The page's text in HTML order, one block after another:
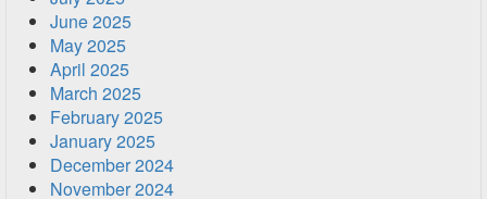
June 2025
May 2025
April 2025
March 2025
February 2025
January 2025
December 2024
November 2024